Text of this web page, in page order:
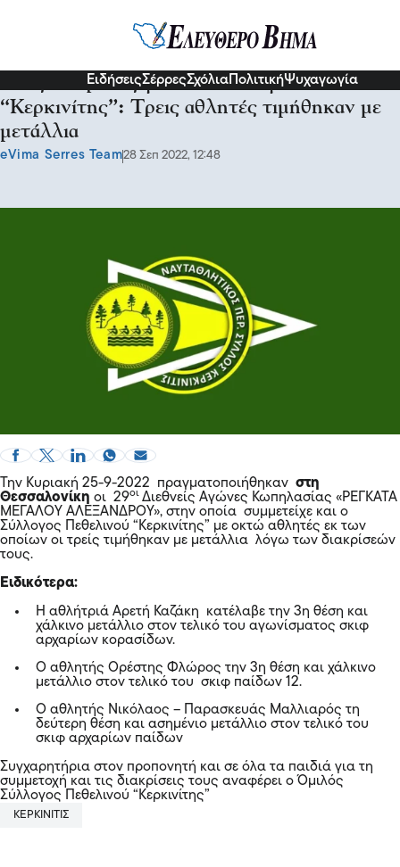
ΕιδήσειςΣέρρεςΣχόλια ΠολιτικήΨυχαγωγία
Νέες διακρίσεις για τον Σύλλογο Πεθελινού
“Κερκινίτης”: Τρεις αθλητές τιμήθηκαν με
μετάλλια
eVima Serres Team28 Σεπ 2022, 12:48
Την Κυριακή 25-9-2022 πραγματοποιήθηκαν στη
Θεσσαλονίκη οι 29οιΔιεθνείς Αγώνες Κωπηλασίας «ΡΕΓΚΑΤΑ
ΜΕΓΑΛΟΥ ΑΛΕΞΑΝΔΡΟΥ», στην οποία συμμετείχε και ο
Σύλλογος Πεθελινού “Κερκινίτης” με οκτώ αθλητές εκ των
οποίων οι τρείς τιμήθηκαν με μετάλλια λόγω των διακρίσεών
τους.
Ειδικότερα:
Η αθλήτριά Αρετή Καζάκη κατέλαβε την 3η θέση και
χάλκινο μετάλλιο στον τελικό του αγωνίσματος σκιφ
αρχαρίων κορασίδων.
Ο αθλητής Ορέστης Φλώρος την 3η θέση και χάλκινο
μετάλλιο στον τελικό του σκιφ παίδων 12.
Ο αθλητής Νικόλαος – Παρασκευάς Μαλλιαρός τη
δεύτερη θέση και ασημένιο μετάλλιο στον τελικό του
σκιφ αρχαρίων παίδων
Συγχαρητήρια στον προπονητή και σε όλα τα παιδιά για τη
συμμετοχή και τις διακρίσεις τους αναφέρει ο Όμιλός
Σύλλογος Πεθελινού “Κερκινίτης”
ΚΕΡΚΙΝΙΤΙΣ